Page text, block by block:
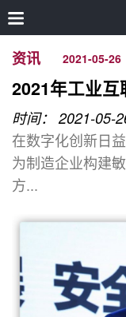
资讯 2021-05-26
2021年工业
时间： 2021-05-
在数字化创新日
为制造企业构建
方...